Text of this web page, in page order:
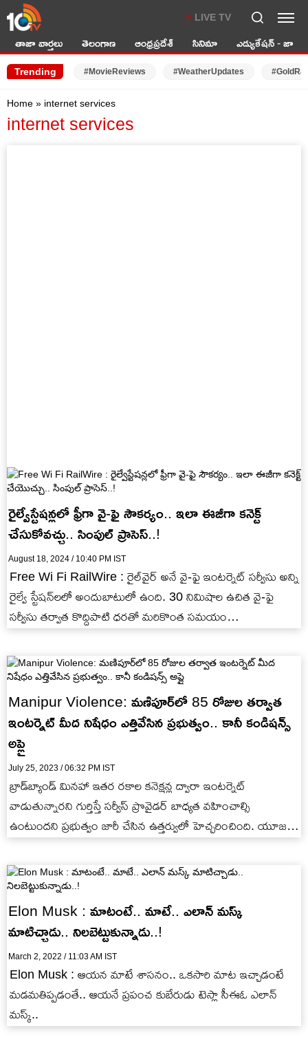
LIVE TV
తాజా వార్తలు తెలంగాణ ఆంధ్రప్రదేశ్ సినిమా ఎడ్యుకేషన్ - జాబ్స్
Trending #MovieReviews #WeatherUpdates
Home » internet services
internet services
రైల్వేస్టేషన్లలో ఫ్రీగా వై-ఫై సౌకర్యం.. ఇలా ఈజీగా కనెక్ట్
చేసుకోవచ్చు.. సింపుల్ ప్రాసెస్..!
August 18, 2024 / 10:40 PM IST
Free Wi Fi RailWire : రైల్‌వైర్ అనే వై-ఫై ఇంటర్నెట్ సర్వీసు అన్ని
రైల్వే స్టేషన్‌లలో అందుబాటులో ఉంది. 30 నిమిషాల ఉచిత వై-ఫై
సర్వీసు తర్వాత కొద్దిపాటి ధరతో మరికొంత సమయం…
Manipur Violence: మణిపూర్‭లో 85 రోజుల తర్వాత
ఇంటర్నెట్ మీద నిషేధం ఎత్తివేసిన ప్రభుత్వం.. కానీ కండిషన్స్
అప్లై
July 25, 2023 / 06:32 PM IST
బ్రాడ్‌బ్యాండ్ మినహా ఇతర రకాల కనెక్షన్ల ద్వారా ఇంటర్నెట్
వాడుతున్నారని గుర్తిస్తే సర్వీస్ ప్రొవైడర్ బాధ్యత వహించాల్సి
ఉంటుందని ప్రభుత్వం జారీ చేసిన ఉత్తర్వులో హెచ్చరించింది. యూజర్లు
Elon Musk : మాటంటే.. మాటే.. ఎలాన్ మస్క్
మాటిచ్చాడు.. నిలబెట్టుకున్నాడు..!
March 2, 2022 / 11:03 AM IST
Elon Musk : ఆయన మాటే శాసనం.. ఒకసారి మాట ఇచ్చాడంటే
మడమతిప్పడంతే.. ఆయనే ప్రపంచ కుబేరుడు టెస్లా సీఈఓ ఎలాన్
మస్క్..